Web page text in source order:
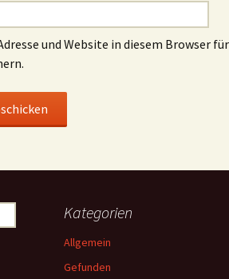
und Website in diesem Browser
Kategorien
Allgemein
Gefunden